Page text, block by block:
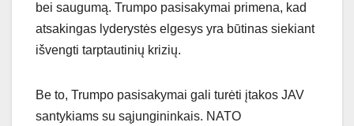
bei saugumą. Trumpo pasisakymai primena, kad
atsakingas lyderystės elgesys yra būtinas siekiant
išvengti tarptautinių krizių.
Be to, Trumpo pasisakymai gali turėti įtakos JAV
santykiams su sąjungininkais. NATO